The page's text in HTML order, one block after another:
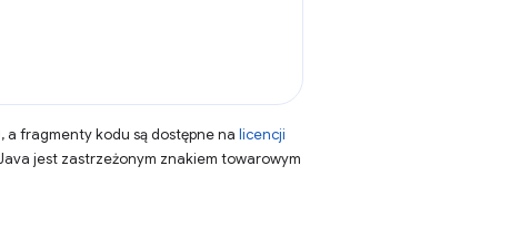
, a fragmenty kodu są dostępne na licencji
jest zastrzeżonym znakiem towarowym